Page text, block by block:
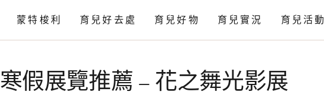
蒙特梭利
相關知識
育兒好去處 育兒好物 育兒實況 育兒活動
科學
寒假展覽推薦 – 花之舞光影展